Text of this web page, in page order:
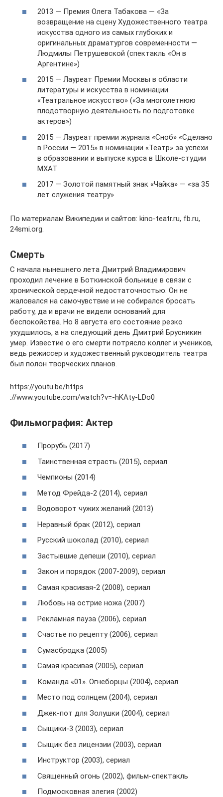
2013 — Премия Олега Табакова — «За
возвращение на сцену Художественного театра
искусства одного из самых глубоких и
оригинальных драматургов современности —
Людмилы Петрушевской (спектакль «Он в
Аргентине»)
2015 — Лауреат Премии Москвы в области
литературы и искусства в номинации
«Театральное искусство» («За многолетнюю
плодотворную деятельность по подготовке
актеров»)
2015 — Лауреат премии журнала «Сноб» «Сделано
в России — 2015» в номинации «Театр» за успехи
в образовании и выпуске курса в Школе-студии
МХАТ
2017 — Золотой памятный знак «Чайка» — «за 35
лет служения театру»
По материалам Википедии и сайтов: kino-teatr.ru, fb.ru,
24smi.org.
Смерть
С начала нынешнего лета Дмитрий Владимирович
проходил лечение в Боткинской больнице в связи с
хронической сердечной недостаточностью. Он не
жаловался на самочувствие и не собирался бросать
работу, да и врачи не видели оснований для
беспокойства. Но 8 августа его состояние резко
ухудшилось, а на следующий день Дмитрий Брусникин
умер. Известие о его смерти потрясло коллег и учеников,
ведь режиссер и художественный руководитель театра
был полон творческих планов.
https://youtu.be/https
://www.youtube.com/watch?v=-hKAty-LDo0
Фильмография: Актер
Прорубь (2017)
Таинственная страсть (2015), сериал
Чемпионы (2014)
Метод Фрейда-2 (2014), сериал
Водоворот чужих желаний (2013)
Неравный брак (2012), сериал
Русский шоколад (2010), сериал
Застывшие депеши (2010), сериал
Закон и порядок (2007-2009), сериал
Самая красивая-2 (2008), сериал
Любовь на острие ножа (2007)
Рекламная пауза (2006), сериал
Счастье по рецепту (2006), сериал
Сумасбродка (2005)
Самая красивая (2005), сериал
Команда «01». Огнеборцы (2004), сериал
Место под солнцем (2004), сериал
Джек-пот для Золушки (2004), сериал
Сыщики-3 (2003), сериал
Сыщик без лицензии (2003), сериал
Инструктор (2003), сериал
Священный огонь (2002), фильм-спектакль
Подмосковная элегия (2002)